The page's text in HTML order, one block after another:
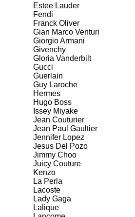
Estee Lauder
Fendi
Franck Oliver
Gian Marco Venturi
Giorgio Armani
Givenchy
Gloria Vanderbilt
Gucci
Guerlain
Guy Laroche
Hermes
Hugo Boss
Issey Miyake
Jean Couturier
Jean Paul Gaultier
Jennifer Lopez
Jesus Del Pozo
Jimmy Choo
Juicy Couture
Kenzo
La Perla
Lacoste
Lady Gaga
Lalique